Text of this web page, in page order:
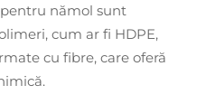
nămol sunt
cum ar fi HDPE,
cu fibre, care oferă